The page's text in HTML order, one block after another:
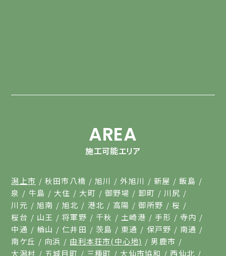
AREA
施工可能エリア
潟上市 秋田市八橋 旭川 外旭川 新屋
飯島
泉
牛島 大住 大町 御野場 卸町
川尻
川元
旭南 旭北 港北 高陽 御所野
桜
桜台
山王 将軍野 千秋 土崎港 手形
寺内
中通
楢山 仁井田 茨島 東通 保戸野
南通
南ケ丘
向浜 由利本荘市(中心地)
男鹿市
大潟村
五城目町 三種町 大仙市協和 西仙北